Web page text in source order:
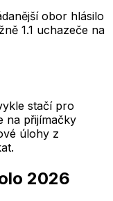
obor hlásilo
1.1 uchazeče na
stačí pro
na přijímačky
úlohy z
2026